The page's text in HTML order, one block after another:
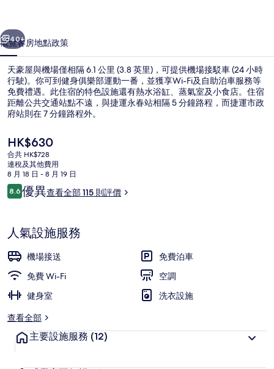
個 下一個
40+
概覽客房地點政策
天豪屋與機場僅相隔 6.1 公里 (3.8 英里)，可提供機場接駁車 (24 小時
行駛)。你可到健身俱樂部運動一番，並獲享Wi-Fi及自助泊車服務等
免費禮遇。此住宿的特色設施還有熱水浴缸、蒸氣室及小食店。住宿
距離公共交通站點不遠，與捷運永春站相隔 5 分鐘路程，而捷運市政
府站則在 7 分鐘路程外。
現
價
HK$630
HK$630
合共 HK$728
連稅及其他費用
8 月 18 日 - 8 月 19 日
評
價
8.68.6 分，滿分 10 分，
優異查看全部 115 則評價
人氣設施服務
機場接送
免費泊車
免費 Wi-Fi
空調
健身室
洗衣設施
查看全部
主要設施服務 (12)